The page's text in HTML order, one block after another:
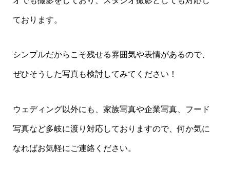
ております。
シンプルだからこそ残せる雰囲気や表情があるので、
ぜひそうした写真も検討してみてください！
ウェディング以外にも、家族写真や企業写真、フード
写真など多岐に渡り対応しておりますので、何か気に
なればお気軽にご連絡ください。